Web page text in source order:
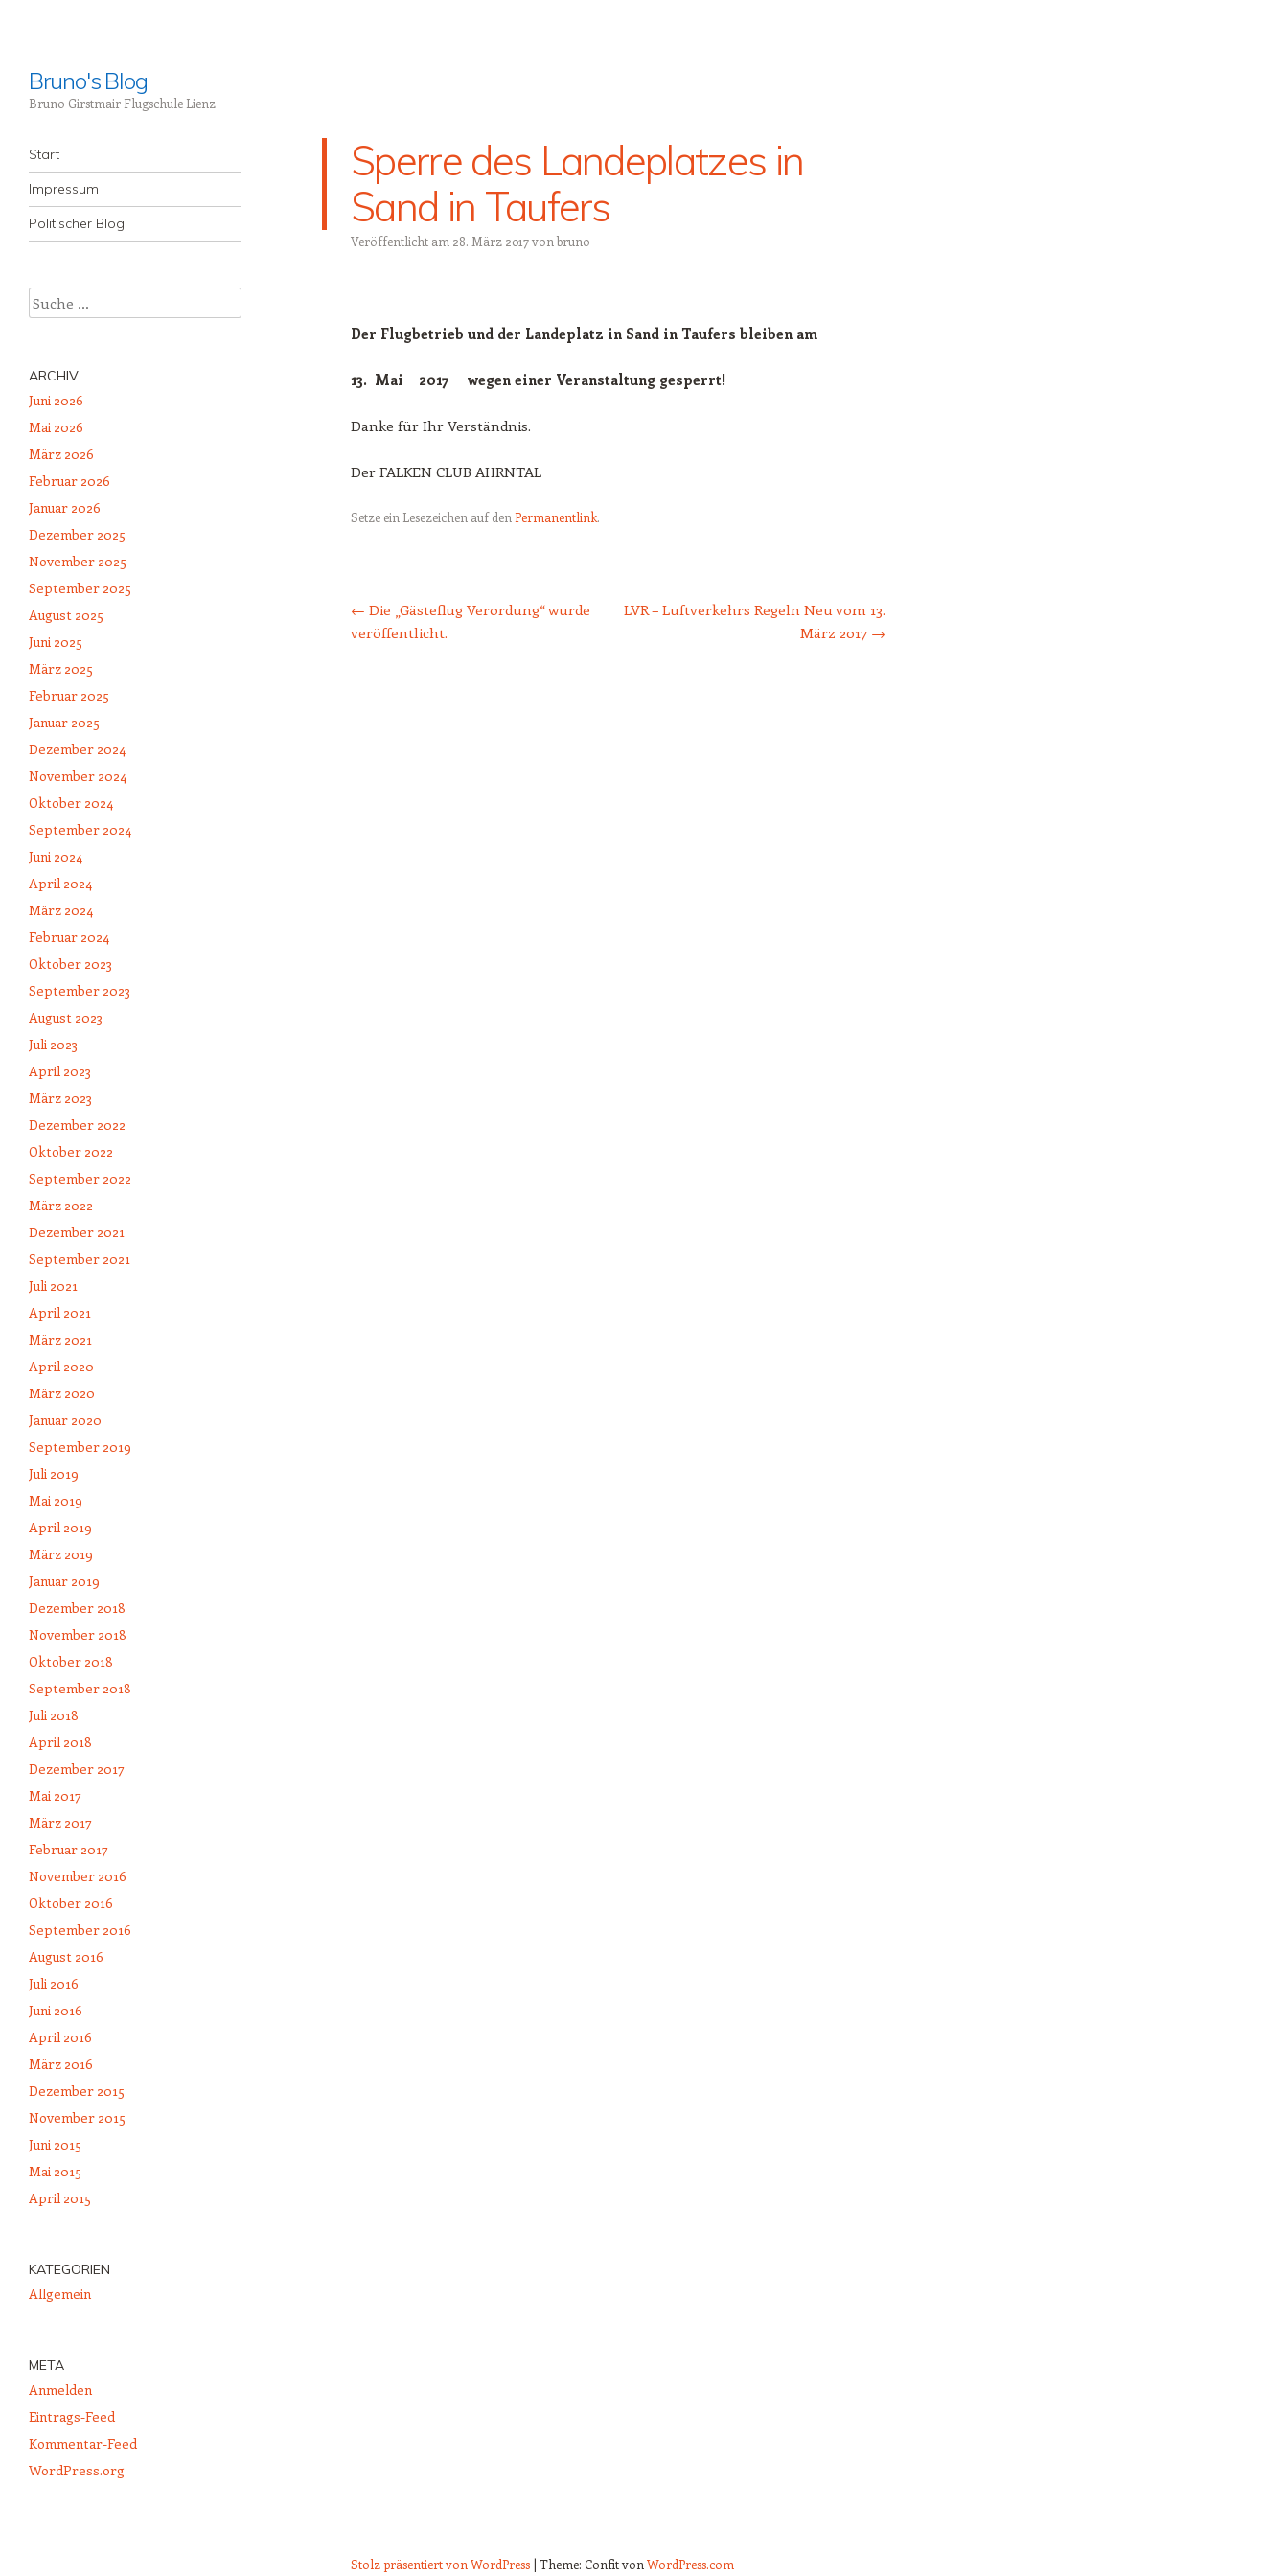
Bruno's Blog
Bruno Girstmair Flugschule Lienz
Menü
Zum Inhalt springen
Start
Impressum
Politischer Blog
Sperre des Landeplatzes in
Sand in Taufers
Veröffentlicht am 28. März 2017von bruno
Der Flugbetrieb und der Landeplatz in Sand in Taufers bleiben am
13. Mai 2017 wegen einer Veranstaltung gesperrt!
Danke für Ihr Verständnis.
Der FALKEN CLUB AHRNTAL
Setze ein Lesezeichen auf den Permanentlink.
← Die „Gästeflug Verordung“ wurde
veröffentlicht.
LVR – Luftverkehrs Regeln Neu vom 13.
März 2017 →
Suche
ARCHIV
Juni 2026
Mai 2026
März 2026
Februar 2026
Januar 2026
Dezember 2025
November 2025
September 2025
August 2025
Juni 2025
März 2025
Februar 2025
Januar 2025
Dezember 2024
November 2024
Oktober 2024
September 2024
Juni 2024
April 2024
März 2024
Februar 2024
Oktober 2023
September 2023
August 2023
Juli 2023
April 2023
März 2023
Dezember 2022
Oktober 2022
September 2022
März 2022
Dezember 2021
September 2021
Juli 2021
April 2021
März 2021
April 2020
März 2020
Januar 2020
September 2019
Juli 2019
Mai 2019
April 2019
März 2019
Januar 2019
Dezember 2018
November 2018
Oktober 2018
September 2018
Juli 2018
April 2018
Dezember 2017
Mai 2017
März 2017
Februar 2017
November 2016
Oktober 2016
September 2016
August 2016
Juli 2016
Juni 2016
April 2016
März 2016
Dezember 2015
November 2015
Juni 2015
Mai 2015
April 2015
KATEGORIEN
Allgemein
META
Anmelden
Eintrags-Feed
Kommentar-Feed
WordPress.org
Stolz präsentiert von WordPress | Theme: Confit von WordPress.com